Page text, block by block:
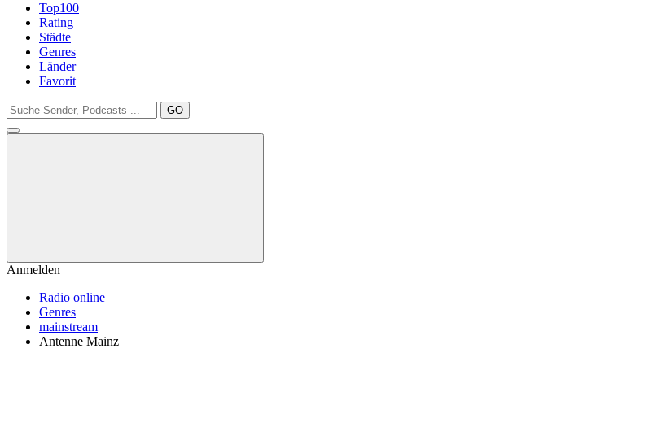
Top100
Rating
Städte
Genres
Länder
Favorit
GO
Anmelden
Radio online
Genres
mainstream
Antenne Mainz